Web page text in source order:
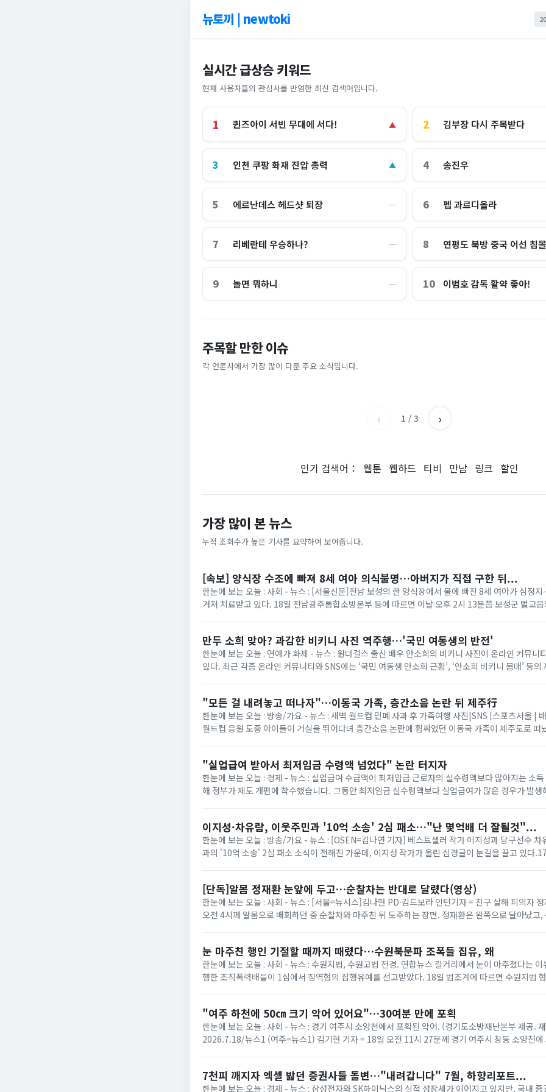
뉴토끼 | newtoki
실시간 급상승 키워드
현재 사용자들의 관심사를 반영한 최신 검색어입니다.
1 퀸즈아이 서빈 무대에 서다! ▲ 2 김부장 다시 주목받다
3 인천 쿠팡 화재 진압 총력 ▲ 4 송진우
5 에르난데스 헤드샷 퇴장 ― 6 펩 과르디올라
7 리베란테 우승하나? ― 8 연평도 북방 중국 어선 침몰
9 놀면 뭐하니 ― 10 이범호 감독 활약 좋아!
주목할 만한 이슈
각 언론사에서 가장 많이 다룬 주요 소식입니다.
홈플러스, 2000억원으로 '시간'을 샀다
비즈워치
[날씨] 오늘 밤 또 내린다...내륙 중심 최대 150mm
‹ 1 / 3 ›
인기 검색어： 웹툰 웹하드 티비 만남 링크 할인
가장 많이 본 뉴스
누적 조회수가 높은 기사를 요약하여 보여줍니다.
[속보] 양식장 수조에 빠져 8세 여아 의식불명…아버지가 직접 구한 뒤...
한눈에 보는 오늘 : 사회 - 뉴스 : [서울신문]전남 보성의 한 양식장에서 물에 빠진 8세 여아가 심정지
겨져 치료받고 있다. 18일 전남광주통합소방본부 등에 따르면 이날 오후 2시 13분쯤 보성군 벌교
만두 소희 맞아? 과감한 비키니 사진 역주행…'국민 여동생의 반전'
한눈에 보는 오늘 : 연예가 화제 - 뉴스 : 원더걸스 출신 배우 안소희의 비키니 사진이 온라인 커뮤니
있다. 최근 각종 온라인 커뮤니티와 SNS에는 ‘국민 여동생 안소희 근황’, ‘안소희 비키니 몸매’ 등
"모든 걸 내려놓고 떠나자"…이동국 가족, 층간소음 논란 뒤 제주行
한눈에 보는 오늘 : 방송/가요 - 뉴스 : 새벽 월드컵 민폐 사과 후 가족여행 사진|SNS [스포츠서울 |
월드컵 응원 도중 아이들이 거실을 뛰어다녀 층간소음 논란에 휩싸였던 이동국 가족이 제주도로 떠
"실업급여 받아서 최저임금 수령액 넘었다" 논란 터지자
한눈에 보는 오늘 : 경제 - 뉴스 : 실업급여 수급액이 최저임금 근로자의 실수령액보다 많아지는 소
해 정부가 제도 개편에 착수했습니다. 그동안 최저임금 실수령액보다 실업급여가 많은 경우가 발생해 "실업급여가 근로
이지성·차유람, 이웃주민과 '10억 소송' 2심 패소…"난 몇억배 더 잘될것"...
한눈에 보는 오늘 : 방송/가요 - 뉴스 : [OSEN=김나연 기자] 베스트셀러 작가 이지성과 당구선수 차
과의 '10억 소송' 2심 패소 소식이 전해진 가운데, 이지성 작가가 올린 심경글이 눈길을 끌고 있다
[단독]알몸 정재환 눈앞에 두고…순찰차는 반대로 달렸다(영상)
한눈에 보는 오늘 : 사회 - 뉴스 : [서울=뉴시스]김나현 PD·김드보라 인턴기자 = 친구 살해 피의자
오전 4시께 알몸으로 배회하던 중 순찰차와 마주친 뒤 도주하는 장면. 정재환은 왼쪽으로 달아났고
눈 마주친 행인 기절할 때까지 때렸다…수원북문파 조폭들 집유, 왜
한눈에 보는 오늘 : 사회 - 뉴스 : 수원지법, 수원고법 전경. 연합뉴스 길거리에서 눈이 마주쳤다는
행한 조직폭력배들이 1심에서 징역형의 집행유예를 선고받았다. 18일 법조계에 따르면 수원지법
"여주 하천에 50㎝ 크기 악어 있어요"…30여분 만에 포획
한눈에 보는 오늘 : 사회 - 뉴스 : 경기 여주시 소양천에서 포획된 악어. (경기도소방재난본부 제공.
2026.7.18/뉴스1 (여주=뉴스1) 김기현 기자 = 18일 오전 11시 27분께 경기 여주시 창동 소양천에
7천피 깨지자 엑셀 밟던 증권사들 돌변…"내려갑니다" 7월, 하향리포트...
한눈에 보는 오늘 : 경제 - 뉴스 : 삼성전자와 SK하이닉스의 실적 성장세가 이어지고 있지만, 국내